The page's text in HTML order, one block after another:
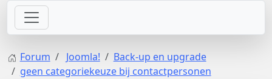
Forum Joomla!
Back-up en upgrade
geen categoriekeuze bij contactpersonen